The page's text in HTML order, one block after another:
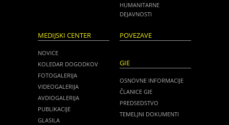
HUMANITARNE
DEJAVNOSTI
MEDIJSKI CENTER
NOVICE
KOLEDAR DOGODKOV
FOTOGALERIJA
VIDEOGALERIJA
AVDIOGALERIJA
PUBLIKACIJE
GLASILA
POVEZAVE
GIE
OSNOVNE INFORMACIJE
ČLANICE GIE
PREDSEDSTVO
TEMELJNI DOKUMENTI